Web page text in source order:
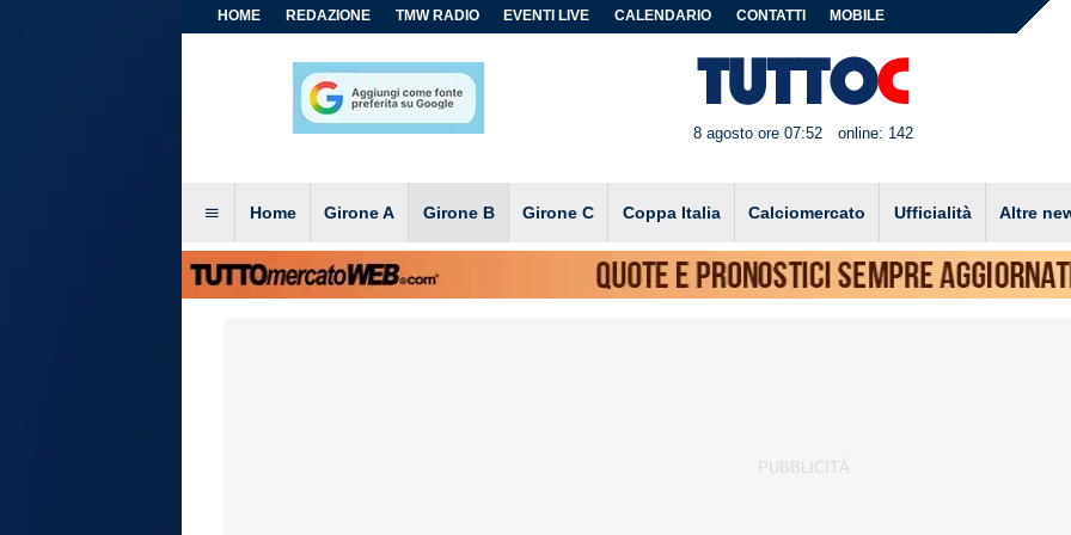
HOME REDAZIONE TMW RADIO EVENTI LIVE CALENDARIO CONTATTI MOBILE
8 agosto ore 07:52 online: 142
Home Girone A Girone B Girone C Coppa Italia Calciomercato Ufficialità Altre